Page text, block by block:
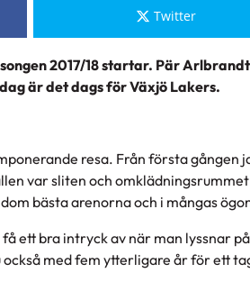
Twitter
2017/18 startar. Pär
är det dags för Växjö Lakers.
resa. Från första gången
var sliten och
bästa arenorna och i mångas
ett bra intryck av när man lyssnar
med fem ytterligare år för ett